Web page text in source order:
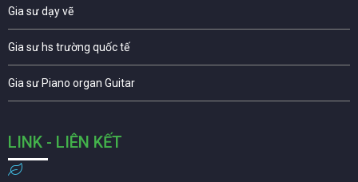
Gia sư dạy vẽ
Gia sư hs trường quốc tế
Gia sư Piano organ Guitar
LINK - LIÊN KẾT